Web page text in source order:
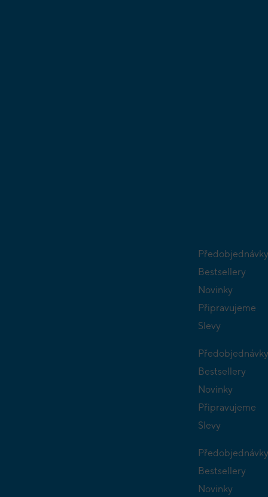
Předobjednávky
Bestsellery
Novinky
Připravujeme
Slevy
Předobjednávky
Bestsellery
Novinky
Připravujeme
Slevy
Předobjednávky
Bestsellery
Novinky